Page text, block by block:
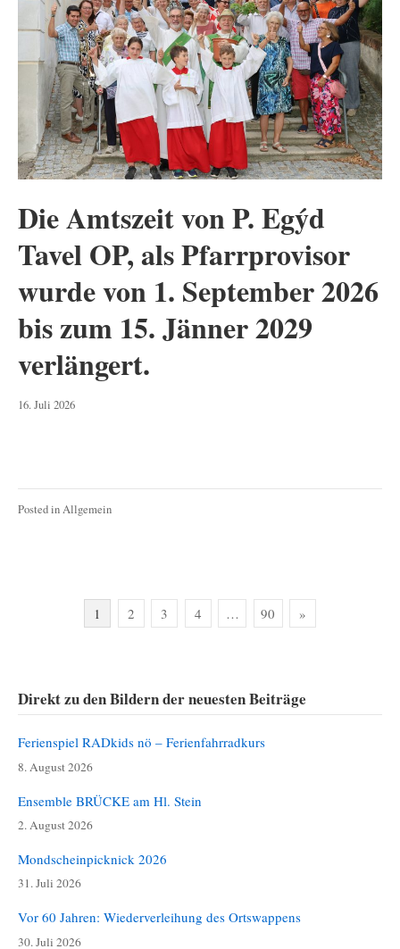
Die Amtszeit von P. Egýd
Tavel OP, als Pfarrprovisor
wurde von 1. September 2026
bis zum 15. Jänner 2029
verlängert.
16. Juli 202616.
Posted inAllgemein
Seitennummerierung
1 2 3 4 … 90 »
Direkt zu den Bildern der neuesten Beiträge
Ferienspiel RADkids nö – Ferienfahrradkurs
8. August 2026
Ensemble BRÜCKE am Hl. Stein
2. August 2026
Mondscheinpicknick 2026
31. Juli 2026
Vor 60 Jahren: Wiederverleihung des Ortswappens
30. Juli 2026